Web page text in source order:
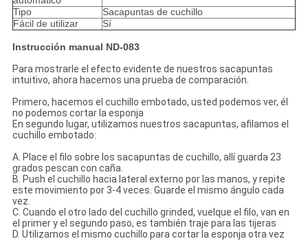
Tipo
Sacapuntas de cuchillo
Fácil de utilizar
Sí
Instrucción manual ND-083
Para mostrarle el efecto evidente de nuestros sacapuntas
intuitivo, ahora hacemos una prueba de comparación.
Primero, hacemos el cuchillo embotado, usted podemos ver, él
no podemos cortar la esponja
En segundo lugar, utilizamos nuestros sacapuntas, afilamos el
cuchillo embotado:
A. Place el filo sobre los sacapuntas de cuchillo, allí guarda 23
grados pescan con caña.
B. Push el cuchillo hacia lateral externo por las manos, y repite
este movimiento por 3-4 veces. Guarde el mismo ángulo cada
vez.
C. Cuando el otro lado del cuchillo grinded, vuelque el filo, van en
el primer y el segundo paso, es también traje para las tijeras
D. Utilizamos el mismo cuchillo para cortar la esponja otra vez